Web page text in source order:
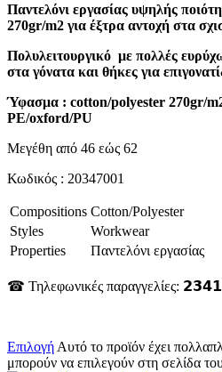
Παντελόνι εργασίας υψηλής
270gr/m2 για έξτρα αντοχή στα
Πολυλειτουργικό με πολλές
στα γόνατα και θήκες για
Ύφασμα : cotton/polyester 270gr/
PE/oxford/PU
Μεγέθη από 46 εώς 62
Κωδικός : 20347001
Compositions Cotton/Polyester
Styles
Workwear
Properties
Παντελόνι εργασίας
☎ Τηλεφωνικές παραγγελίες:
Επιλογή Αυτό το προϊόν έχει
μπορούν να επιλεγούν στη σελίδα